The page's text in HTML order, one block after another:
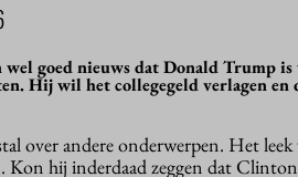
goed nieuws dat Donald Trump
Hij wil het collegegeld verlagen en
over andere onderwerpen. Het
hij inderdaad zeggen dat